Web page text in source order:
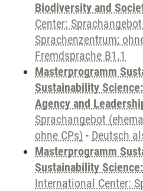
Biodiversity and
Center:
Sprachenzentrum;
Fremdsprache B1.1
Masterprogramm
Sustainability
Agency and
Sprachangebot
ohne CPs) - Deutsch
Masterprogramm
Sustainability
International Center: